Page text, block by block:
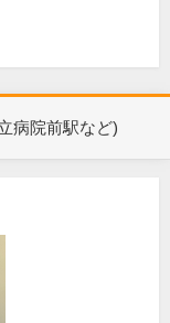
病院前駅など)